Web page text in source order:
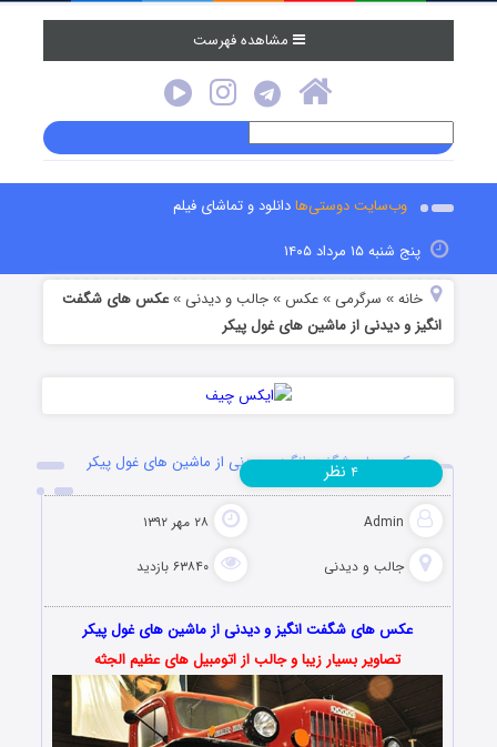
مشاهده فهرست
وب‌سایت دوستی‌هادانلود و تماشای فیلم
پنج شنبه ۱۵ مرداد ۱۴۰۵
خانه » سرگرمی »عکس »جالب و دیدنی »عکس های شگفت
انگیز و دیدنی از ماشین های غول پیکر
عکس های شگفت انگیز و دیدنی از ماشین های غول پیکر
Admin ۲۸ مهر ۱۳۹۲
جالب و دیدنی ۶۳۸۴۰ بازدید
۴ نظر
عکس های شگفت انگیز و دیدنی از ماشین های غول پیکر
تصاویر بسیار زیبا و جالب از اتومبیل های عظیم الجثه